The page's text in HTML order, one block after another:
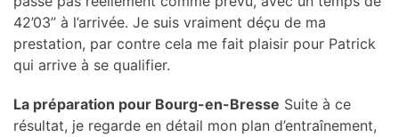
42’03” à l’arrivée. Je suis vraiment déçu de ma
prestation, par contre cela me fait plaisir pour Patrick
qui arrive à se qualifier.
La préparation pour Bourg-en-Bresse Suite à ce
résultat, je regarde en détail mon plan d’entraînement,